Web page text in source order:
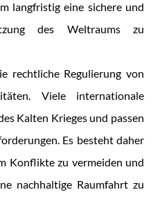
langfristig eine sichere und
des Weltraums zu
rechtliche Regulierung von
Viele internationale
Kalten Krieges und passen
Es besteht daher
Konflikte zu vermeiden und
nachhaltige Raumfahrt zu